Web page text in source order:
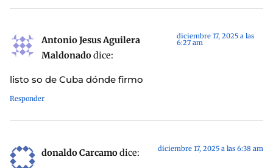
Antonio Jesus Aguilera
Maldonadodice:
diciembre 17, 2025 a las
6:27 am
listo so de Cuba dónde firmo
Responder
donaldo Carcamodice: diciembre 17, 2025 a las 6:38 am